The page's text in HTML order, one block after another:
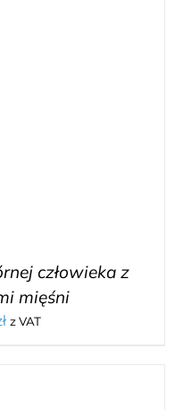
człowieka z
mięśni
z VAT